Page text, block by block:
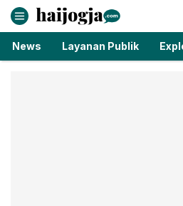
haijogja.com
Berita Jogja Terbaru dan
News Layanan Publik